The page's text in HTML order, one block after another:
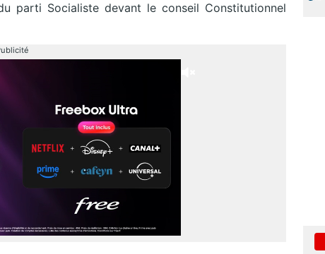
parti Socialiste devant le conseil Constitutionnel